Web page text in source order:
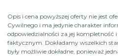
Opis i cena powyższej oferty nie jest
Cywilnego i ma jedynie charakter
odpowiedzialności za jej kompletność
faktycznym. Dokładamy wszelkich
były możliwie dokładne, ponieważ